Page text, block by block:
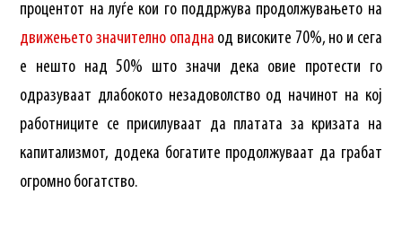
процентот на луѓе кои го поддржува продолжувањето на
движењето значително опадна од високите 70%, но и сега
е нешто над 50% што значи дека овие протести го
одразуваат длабокото незадоволство од начинот на кој
работниците се присилуваат да платата за кризата на
капитализмот, додека богатите продолжуваат да грабат
огромно богатство.